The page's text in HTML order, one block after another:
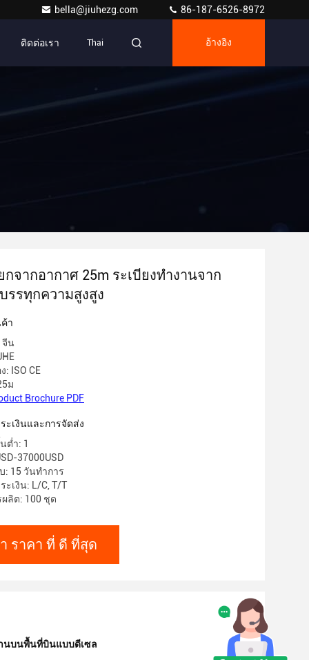
bella@jiuhezg.com 86-187-6526-8972
ติดต่อเรา Thai อ้างอิง
กจากอากาศ 25m ระเบียงทํางานจาก
รรทุกความสูงสูง
า
จีน
: ISO CE
ม
Brochure PDF
ะเงินและการจัดส่ง
ต่ำ: 1
37000USD
: 15 วันทำการ
ะเงิน: L/C, T/T
ลิต: 100 ชุด
ราคา ที่ ดี ที่สุด
นบนพื้นที่บินแบบดีเซล